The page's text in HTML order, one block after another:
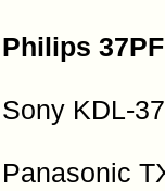
Philips
Sony KDL-
Panasonic